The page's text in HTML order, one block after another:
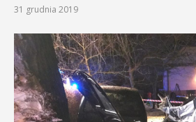
31 grudnia 2019